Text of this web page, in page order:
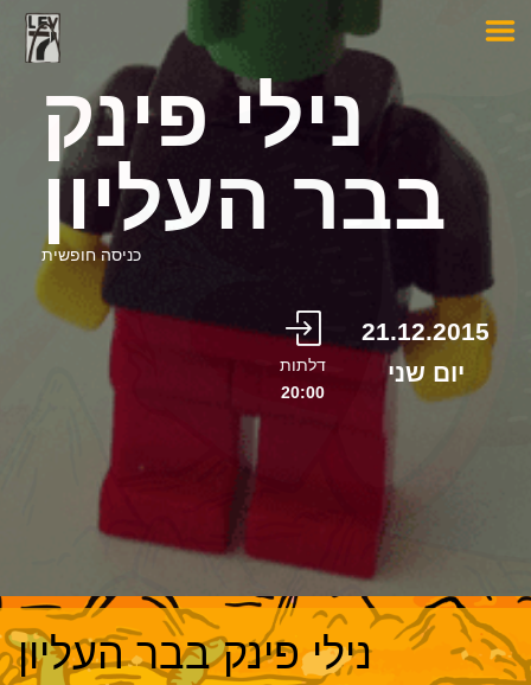
נילי פינק
בבר העליון
כניסה חופשית
21.12.2015
יום שני
דלתות
20:00
נילי פינק בבר העליון